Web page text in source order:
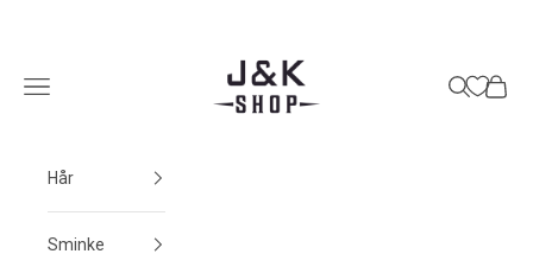
J&K Shop
Meny
Søk
Hår
Sminke